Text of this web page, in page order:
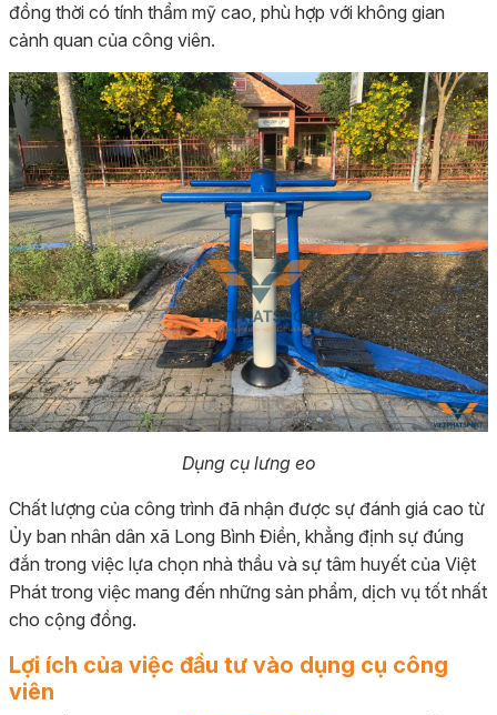
đồng thời có tính thẩm mỹ cao, phù hợp với không gian
cảnh quan của công viên.
Dụng cụ lưng eo
Chất lượng của công trình đã nhận được sự đánh giá cao từ
Ủy ban nhân dân xã Long Bình Điền, khẳng định sự đúng
đắn trong việc lựa chọn nhà thầu và sự tâm huyết của Việt
Phát trong việc mang đến những sản phẩm, dịch vụ tốt nhất
cho cộng đồng.
Lợi ích của việc đầu tư vào dụng cụ công
viên